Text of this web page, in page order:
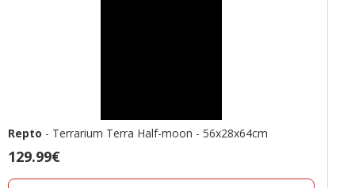
Repto - Terrarium Terra Half-moon - 56x28x64cm
Prix
129.99€
129.99€